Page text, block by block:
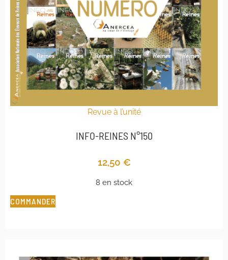
Revue à l’unité
INFO-REINES N°150
12,50 €
8 en stock
COMMANDER